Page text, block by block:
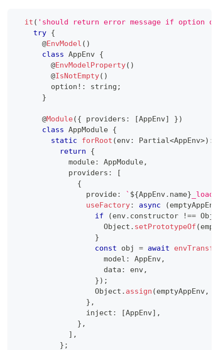
it ( 'should return error message if option
try {
@EnvModel ( )
class AppEnv {
@EnvModelProperty( )
@IsNotEmpty( )
        option
! : string ;
}
@Module({ providers : [AppEnv] })
class AppModule {
static
forRoot (env: Partial<AppEnv>) :
return
{
            module
: AppModule,
            providers
:
[
{
                provide
: ` ${AppEnv. name}
useFactory: async (emptyAppEnv
if
(env. constructor !==
                    Object
. setPrototypeOf (
}
const obj = await
                    model
: AppEnv,
                    data
: env,
}) ;
                  Object
. assign (emptyAppEnv,
} ,
                inject
: [AppEnv] ,
} ,
] ,
} ;